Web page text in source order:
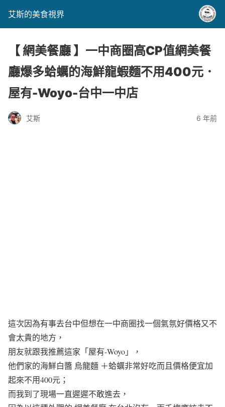
艾斯的美食視界
【 網美餐廳 】一中商圈高CP值網美餐
廳爆多蛤蠣的海鮮龍蝦麵不用400元．
屋有-Woyo-台中一中店
艾斯 6 年前
這次因為有事去台中但想在一中商圈找一個氣氛好價格又不
會太貴的地方，
朋友就跟我推薦這家「屋有-Woyo」，
他們家的海鮮白醬 烏龍麵 ＋蛤蠣非常好吃而且價格便宜加
起來不用400元；
而我到了現場一直遲遲不敢進去，